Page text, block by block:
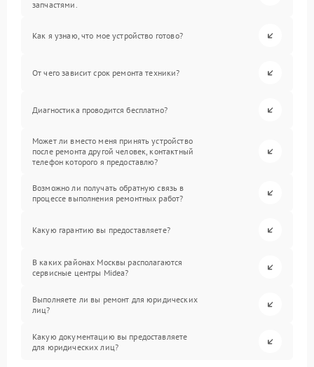
запчастями.
Как я узнаю, что мое устройство готово?
От чего зависит срок ремонта техники?
Диагностика проводится бесплатно?
Может ли вместо меня принять устройство
после ремонта другой человек, контактный
телефон которого я предоставлю?
Возможно ли получать обратную связь в
процессе выполнения ремонтных работ?
Какую гарантию вы предоставляете?
В каких районах Москвы располагаются
сервисные центры Midea?
Выполняете ли вы ремонт для юридических
лиц?
Какую документацию вы предоставляете
для юридических лиц?